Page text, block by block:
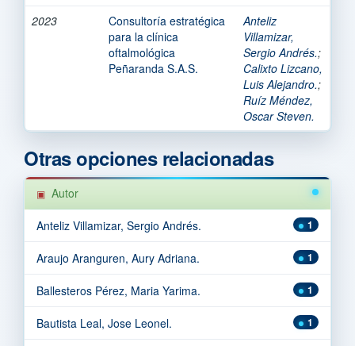
2023
Consultoría estratégica
para la clínica
oftalmológica
Peñaranda S.A.S.
Anteliz
Villamizar,
Sergio Andrés.;
Calixto Lizcano,
Luis Alejandro.;
Ruíz Méndez,
Oscar Steven.
Otras opciones relacionadas
Autor
1
Anteliz Villamizar, Sergio Andrés.
1
Araujo Aranguren, Aury Adriana.
1
Ballesteros Pérez, Maria Yarima.
1
Bautista Leal, Jose Leonel.